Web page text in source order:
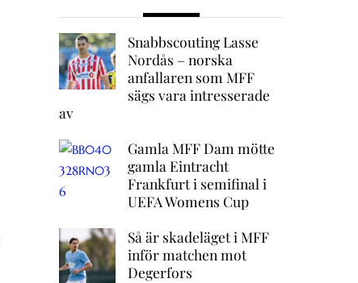
Snabbscouting Lasse
Nordås – norska
anfallaren som MFF
sägs vara intresserade
av
Gamla MFF Dam mötte
gamla Eintracht
Frankfurt i semifinal i
UEFA Womens Cup
Så är skadeläget i MFF
inför matchen mot
Degerfors